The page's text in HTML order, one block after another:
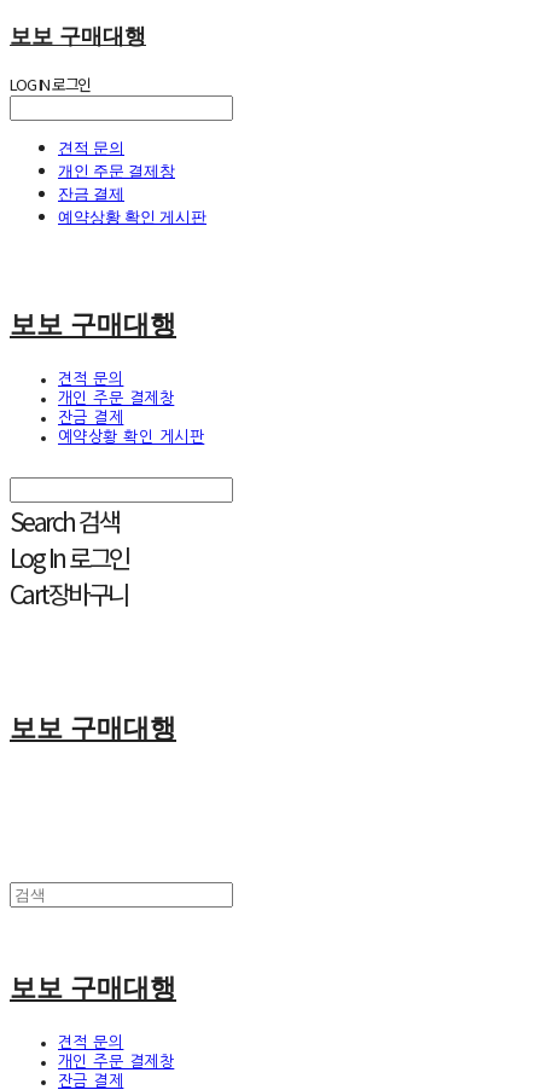
보보 구매대행
LOG IN로그인
견적 문의
개인 주문 결제창
잔금 결제
예약상황 확인 게시판
보보 구매대행
견적 문의
개인 주문 결제창
잔금 결제
예약상황 확인 게시판
Search검색
Log In로그인
Cart장바구니
보보 구매대행
보보 구매대행
견적 문의
개인 주문 결제창
잔금 결제